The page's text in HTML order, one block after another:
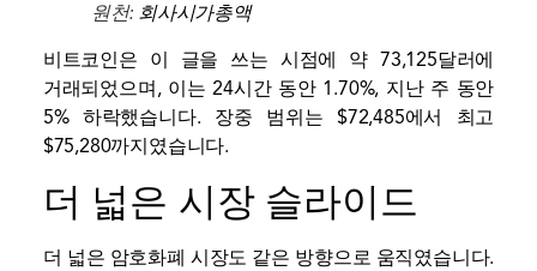
원천: 회사시가총액
비트코인은 이 글을 쓰는 시점에 약 73,125달러에
거래되었으며, 이는 24시간 동안 1.70%, 지난 주 동안
5% 하락했습니다. 장중 범위는 $72,485에서 최고
$75,280까지였습니다.
더 넓은 시장 슬라이드
더 넓은 암호화폐 시장도 같은 방향으로 움직였습니다.